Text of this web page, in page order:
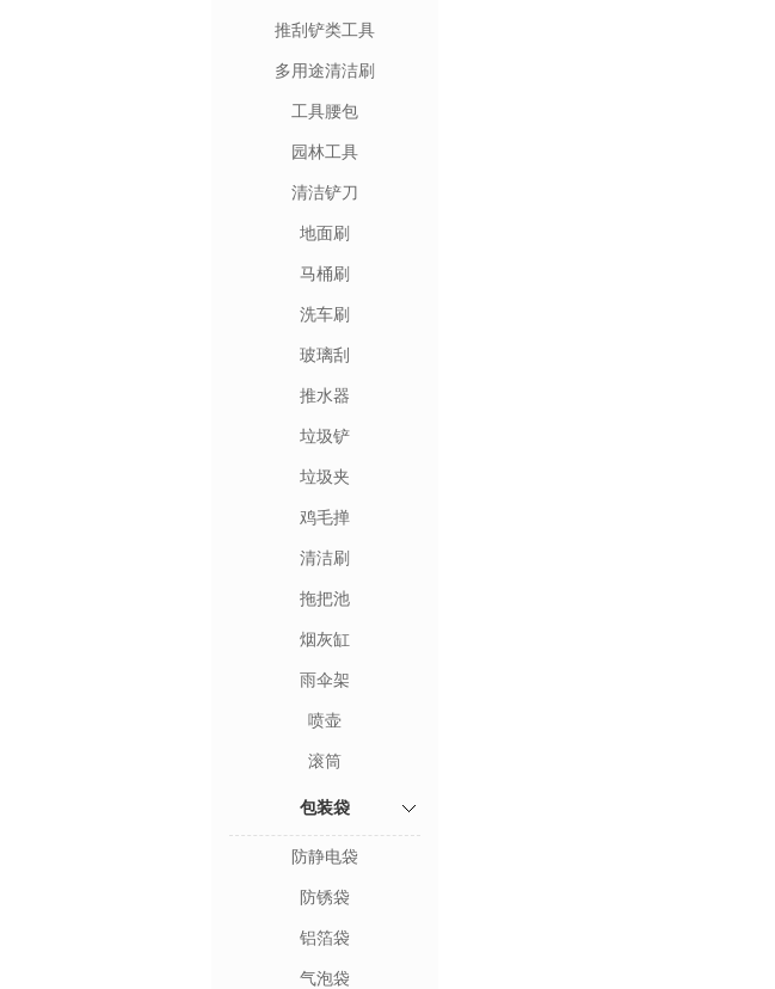
推刮铲类工具
多用途清洁刷
工具腰包
园林工具
清洁铲刀
地面刷
马桶刷
洗车刷
玻璃刮
推水器
垃圾铲
垃圾夹
鸡毛掸
清洁刷
拖把池
烟灰缸
雨伞架
喷壶
滚筒
包装袋
防静电袋
防锈袋
铝箔袋
气泡袋